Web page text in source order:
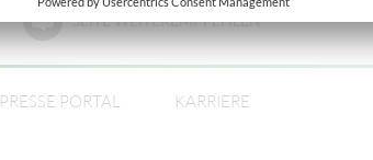
SEITE WEITEREMPFEHLEN
PRESSE PORTAL KARRIERE